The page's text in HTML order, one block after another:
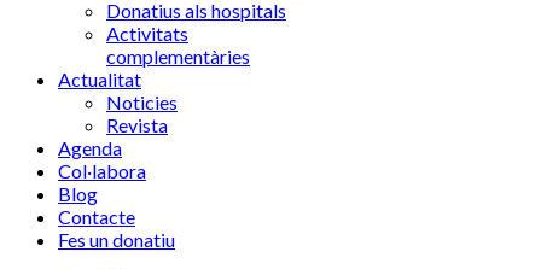
Donatius als hospitals
Activitats
complementàries
Actualitat
Noticies
Revista
Agenda
Col·labora
Blog
Contacte
Fes un donatiu